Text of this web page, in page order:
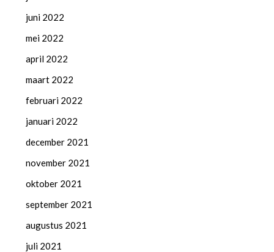
juni 2022
mei 2022
april 2022
maart 2022
februari 2022
januari 2022
december 2021
november 2021
oktober 2021
september 2021
augustus 2021
juli 2021